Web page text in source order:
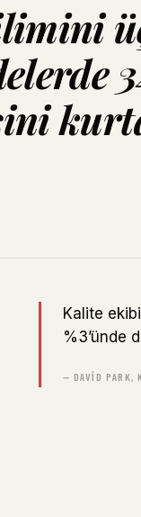
Kalite
%3’ünde
— DAVID PARK,